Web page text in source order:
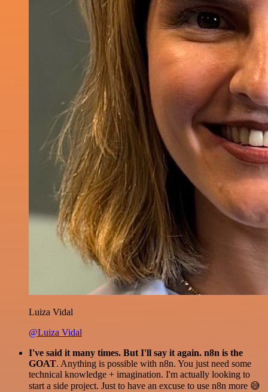
Luiza Vidal
@Luiza Vidal
I've said it many times. But I'll say it again. n8n is the
GOAT. Anything is possible with n8n. You just need some
technical knowledge + imagination. I'm actually looking to
start a side project. Just to have an excuse to use n8n more 😅